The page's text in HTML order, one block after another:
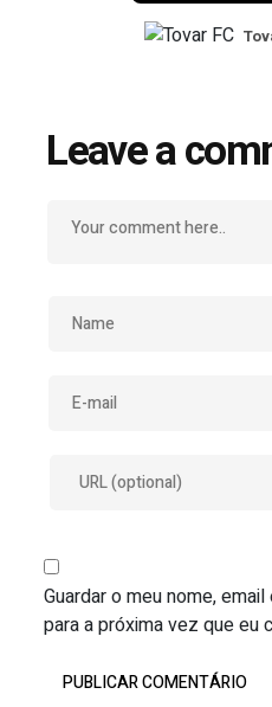
Leave a
Guardar o meu nome,
para a próxima vez que eu